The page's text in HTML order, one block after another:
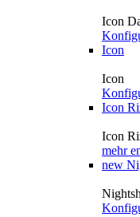
Icon
Icon
Icon
Icon
Icon
mehr
new